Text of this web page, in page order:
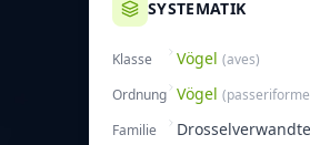
SYSTEMATIK
Klasse Vögel (aves)
Ordnung Vögel (
Familie
Drosselverwandte